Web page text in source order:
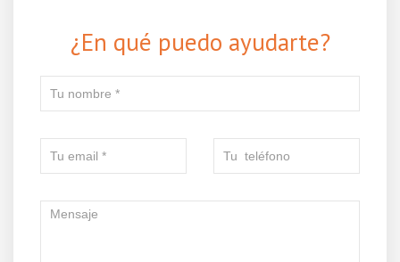
¿En qué puedo ayudarte?